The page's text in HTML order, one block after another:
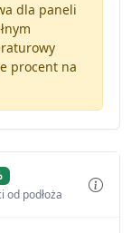
dla paneli
procent na
podłoża